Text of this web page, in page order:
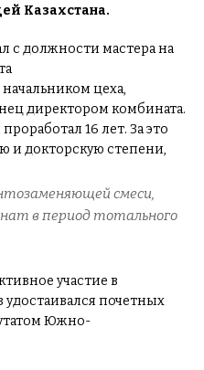
Казахстана.
с должности мастера на
цеха,
директором комбината.
16 лет. За это
и докторскую степени,
смеси,
в период тотального
участие в
почетных
Южно-